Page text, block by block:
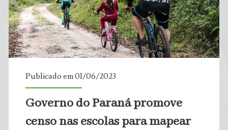
Publicado em 01/06/2023
Governo do Paraná promove
censo nas escolas para mapear